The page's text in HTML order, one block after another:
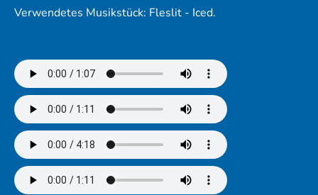
Verwendetes Musikstück: Fleslit - Iced.